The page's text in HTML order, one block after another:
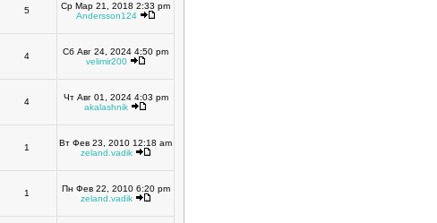
5
Ср Мар 21, 2018 2:33 pm
Andersson124
4
Сб Авг 24, 2024 4:50 pm
velimir200
4
Чт Авг 01, 2024 4:03 pm
akalashnik
1
Вт Фев 23, 2010 12:18 am
zeland.vadik
1
Пн Фев 22, 2010 6:20 pm
zeland.vadik